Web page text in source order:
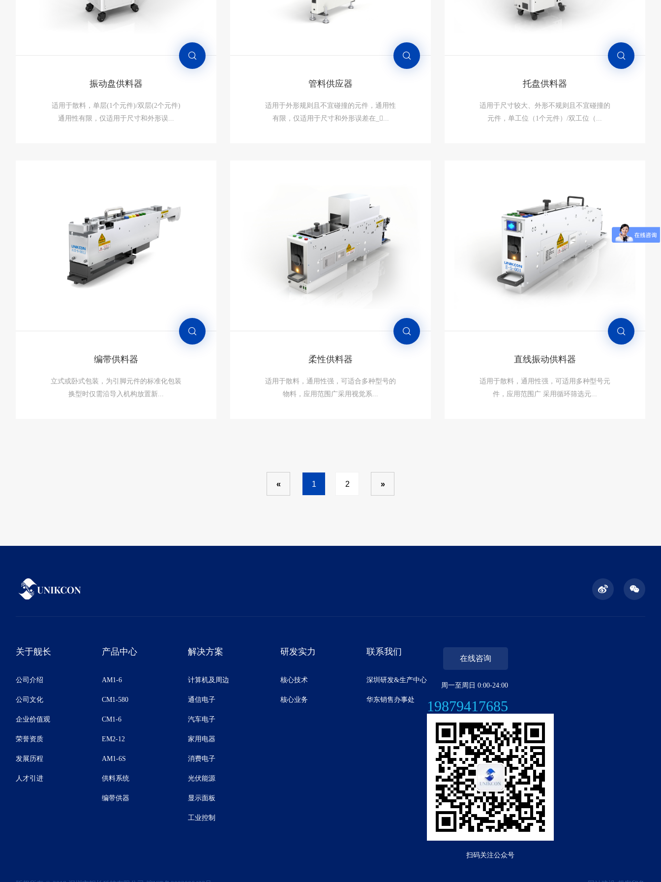
振动盘供料器
适用于散料，单层(1个元件)/双层(2个元件)
通用性有限，仅适用于尺寸和外形误...
振动盘供料器
适用于散料，单层(1个元件)/双层(2个元件)
通用性有限，仅适用于尺寸和外形误...
管料供应器
适用于外形规则且不宜碰撞的元件，通用性
有限，仅适用于尺寸和外形误差在_...
管料供应器
适用于外形规则且不宜碰撞的元件，通用性
有限，仅适用于尺寸和外形误差在_...
托盘供料器
适用于尺寸较大、外形不规则且不宜碰撞的
元件，单工位（1个元件）/双工位（...
托盘供料器
适用于尺寸较大、外形不规则且不宜碰撞的
元件，单工位（1个元件）/双工位（...
编带供料器
立式或卧式包装，为引脚元件的标准化包装 ​
换型时仅需沿导入机构放置新...
柔性供料器
适用于散料，通用性强，可适合多种型号的
物料，应用范围广 ​采用视觉系...
柔性供料器
直线振动供料器
适用于散料，通用性强，可适用多种型号元
件，应用范围广 采用循环筛选元...
« 1 2 »
关于舰长
公司介绍
公司文化
企业价值观
荣誉资质
发展历程
人才引进
产品中心
AM1-6
CM1-580
CM1-6
EM2-12
AM1-6S
供料系统
编带供器
解决方案
计算机及周边
通信电子
汽车电子
家用电器
消费电子
光伏能源
显示面板
工业控制
研发实力
核心技术
核心业务
联系我们
深圳研发&生产中心
华东销售办事处
在线咨询
周一至周日 0:00-24:00
19879417685
扫码关注公众号